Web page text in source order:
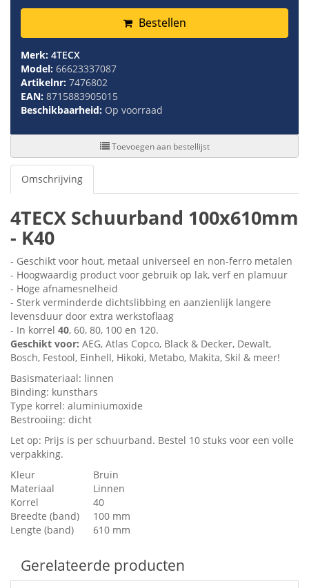
Bestellen
Merk: 4TECX
Model: 66623337087
Artikelnr: 7476802
EAN: 8715883905015
Beschikbaarheid: Op voorraad
Toevoegen aan bestellijst
Omschrijving
4TECX Schuurband 100x610mm
- K40
- Geschikt voor hout, metaal universeel en non-ferro metalen
- Hoogwaardig product voor gebruik op lak, verf en plamuur
- Hoge afnamesnelheid
- Sterk verminderde dichtslibbing en aanzienlijk langere
levensduur door extra werkstoflaag
- In korrel 40, 60, 80, 100 en 120.
Geschikt voor: AEG, Atlas Copco, Black & Decker, Dewalt,
Bosch, Festool, Einhell, Hikoki, Metabo, Makita, Skil & meer!
Basismateriaal: linnen
Binding: kunsthars
Type korrel: aluminiumoxide
Bestrooiing: dicht
Let op: Prijs is per schuurband. Bestel 10 stuks voor een volle
verpakking.
Kleur
Bruin
Materiaal
Linnen
Korrel
40
Breedte (band)
100 mm
Lengte (band)
610 mm
Gerelateerde producten